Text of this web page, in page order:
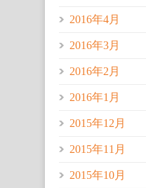
2016年4月
2016年3月
2016年2月
2016年1月
2015年12月
2015年11月
2015年10月